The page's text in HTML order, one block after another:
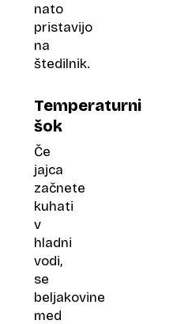
nato
pristavijo
na
štedilnik.
Temperaturni
šok
Če
jajca
začnete
kuhati
v
hladni
vodi,
se
beljakovine
med